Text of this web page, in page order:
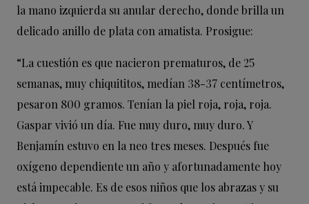
la mano izquierda su anular derecho, donde brilla un
delicado anillo de plata con amatista. Prosigue:
“La cuestión es que nacieron prematuros, de 25
semanas, muy chiquititos, medían 38-37 centímetros,
pesaron 800 gramos. Tenían la piel roja, roja, roja.
Gaspar vivió un día. Fue muy duro, muy duro. Y
Benjamín estuvo en la neo tres meses. Después fue
oxígeno dependiente un año y afortunadamente hoy
está impecable. Es de esos niños que los abrazas y su